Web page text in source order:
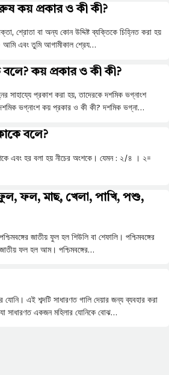
কয় প্রকার ও কী কী?
শ্রোতা বা অন্য কোন উদ্দিষ্ট ব্যক্তিকে চিহ্নিত করা হয়
এবং তুমি আগামীকাল শ্রেয…
বলে? কয় প্রকার ও কী কী?
সাহায্যে প্রকাশ করা হয়, তাদেরকে দশমিক ভগ্নাংশ
ভগ্নাংশ কয় প্রকার ও কী কী? দশমিক ভগ্না…
বলে?
এবং হর বলা হয় নীচের অংশকে। যেমন : ২/৪ । ২=
ফুল, ফল, মাছ, খেলা, পাখি, পশু,
জাতীয় ফুল হল শিউলি বা শেফালি। পশ্চিমবঙ্গের
জাতীয় ফল হল আম। পশ্চিমবঙ্গের…
যোনি। এই শব্দটি সাধারণত গালি দেয়ার জন্য ব্যবহার করা
সাধারণত একজন মহিলার যোনিকে বোঝ…